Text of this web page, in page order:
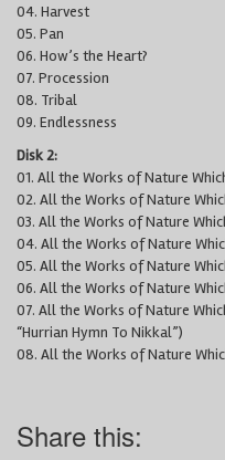
04. Harvest
05. Pan
06. How’s the Heart?
07. Procession
08. Tribal
09. Endlessness
Disk 2:
01. All the Works of Nature
02. All the Works of Nature
03. All the Works of Nature
04. All the Works of Nature
05. All the Works of Nature
06. All the Works of Nature
07. All the Works of Nature
“Hurrian Hymn To Nikkal”)
08. All the Works of Nature
Share this: